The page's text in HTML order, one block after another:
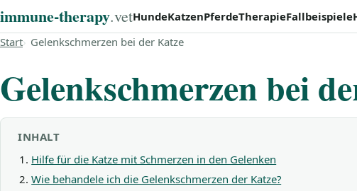
immune‑therapy.vetHundeKatzenPferdeTherapieFallbeispiele
Start Gelenkschmerzen bei der Katze
Gelenkschmerzen bei
INHALT
Hilfe für die Katze mit Schmerzen in den Gelenken
Wie behandele ich die Gelenkschmerzen der Katze?